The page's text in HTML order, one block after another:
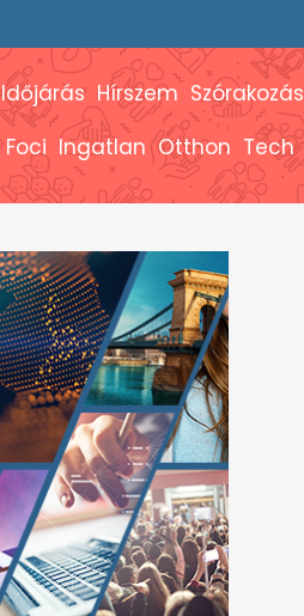
Időjárás Hírszem Szórakozás
Foci Ingatlan Otthon Tech